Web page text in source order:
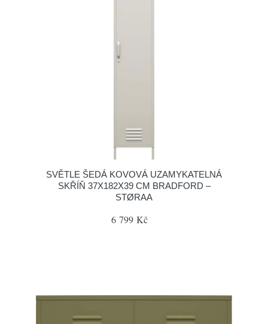
SVĚTLE ŠEDÁ KOVOVÁ UZAMYKATELNÁ
SKŘÍŇ 37X182X39 CM BRADFORD –
STØRAA
6 799 Kč